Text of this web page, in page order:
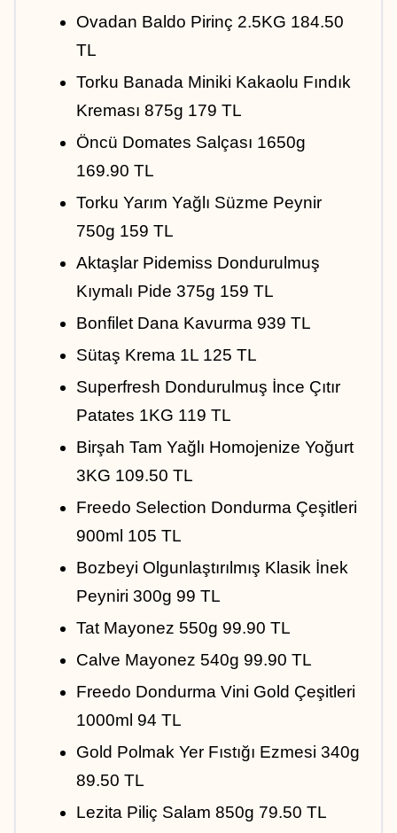
Ovadan Baldo Pirinç 2.5KG 184.50
TL
Torku Banada Miniki Kakaolu Fındık
Kreması 875g 179 TL
Öncü Domates Salçası 1650g
169.90 TL
Torku Yarım Yağlı Süzme Peynir
750g 159 TL
Aktaşlar Pidemiss Dondurulmuş
Kıymalı Pide 375g 159 TL
Bonfilet Dana Kavurma 939 TL
Sütaş Krema 1L 125 TL
Superfresh Dondurulmuş İnce Çıtır
Patates 1KG 119 TL
Birşah Tam Yağlı Homojenize Yoğurt
3KG 109.50 TL
Freedo Selection Dondurma Çeşitleri
900ml 105 TL
Bozbeyi Olgunlaştırılmış Klasik İnek
Peyniri 300g 99 TL
Tat Mayonez 550g 99.90 TL
Calve Mayonez 540g 99.90 TL
Freedo Dondurma Vini Gold Çeşitleri
1000ml 94 TL
Gold Polmak Yer Fıstığı Ezmesi 340g
89.50 TL
Lezita Piliç Salam 850g 79.50 TL